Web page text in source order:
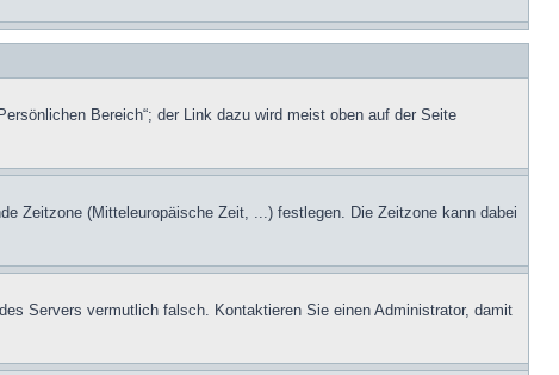
Bereich“; der Link dazu wird meist oben auf der Seite
Zeitzone (Mitteleuropäische Zeit, ...) festlegen. Die Zeitzone kann dabei
Servers vermutlich falsch. Kontaktieren Sie einen Administrator, damit